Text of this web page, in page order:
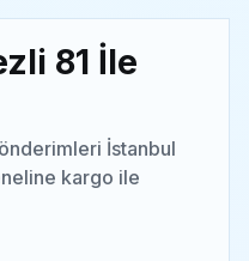
81 İle
İstanbul
kargo ile